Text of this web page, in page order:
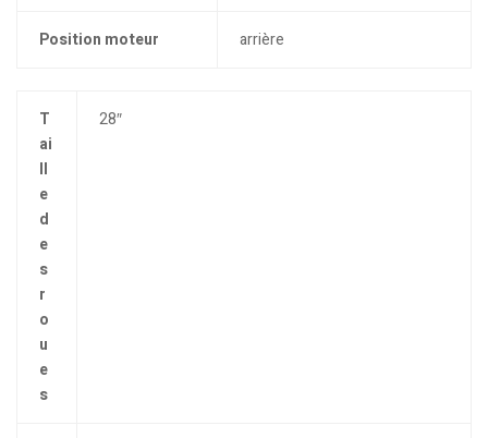
Position moteur arrière
T
ai
ll
e
d
e
s
r
o
u
e
s
28″